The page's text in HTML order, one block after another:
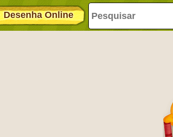
Desenha Online